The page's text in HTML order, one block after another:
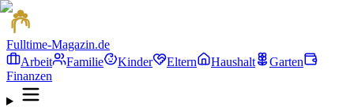
Fulltime-Magazin.de
Arbeit
Familie Kinder Eltern Haushalt
Garten
Finanzen